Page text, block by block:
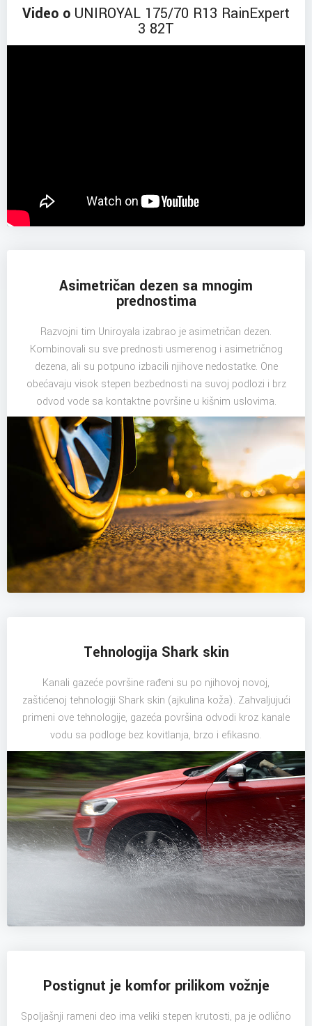
Video o UNIROYAL 175/70 R13 RainExpert
3 82T
Asimetričan dezen sa mnogim
prednostima
Razvojni tim Uniroyala izabrao je asimetričan dezen.
Kombinovali su sve prednosti usmerenog i asimetričnog
dezena, ali su potpuno izbacili njihove nedostatke. One
obećavaju visok stepen bezbednosti na suvoj podlozi i brz
odvod vode sa kontaktne površine u kišnim uslovima.
Tehnologija Shark skin
Kanali gazeće površine rađeni su po njihovoj novoj,
zaštićenoj tehnologiji Shark skin (ajkulina koža). Zahvaljujući
primeni ove tehnologije, gazeća površina odvodi kroz kanale
vodu sa podloge bez kovitlanja, brzo i efikasno.
Postignut je komfor prilikom vožnje
Spoljašnji rameni deo ima veliki stepen krutosti, pa je odlično